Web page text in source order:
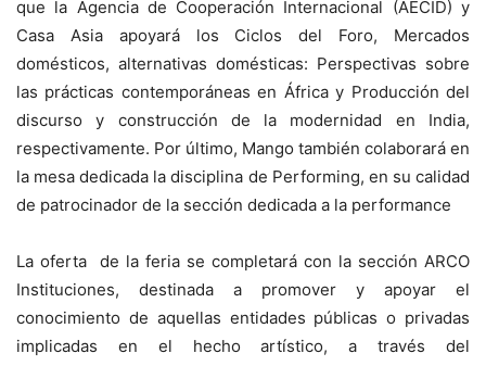
que la Agencia de Cooperación Internacional (AECID) y
Casa Asia apoyará los Ciclos del Foro, Mercados
domésticos, alternativas domésticas: Perspectivas sobre
las prácticas contemporáneas en África y Producción del
discurso y construcción de la modernidad en India,
respectivamente. Por último, Mango también colaborará en
la mesa dedicada la disciplina de Performing, en su calidad
de patrocinador de la sección dedicada a la performance
La oferta de la feria se completará con la sección ARCO
Instituciones, destinada a promover y apoyar el
conocimiento de aquellas entidades públicas o privadas
implicadas en el hecho artístico, a través del